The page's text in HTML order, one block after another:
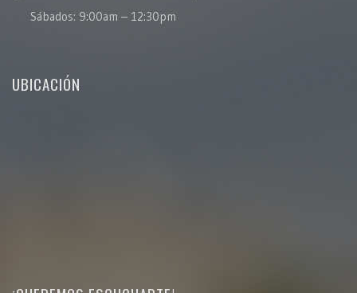
Sábados: 9:00am – 12:30pm
UBICACIÓN